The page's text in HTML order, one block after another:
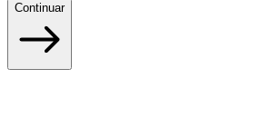
Continuar